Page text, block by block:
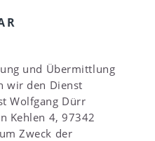
und Übermittlung
wir den Dienst
Wolfgang Dürr
Kehlen 4, 97342
Zweck der